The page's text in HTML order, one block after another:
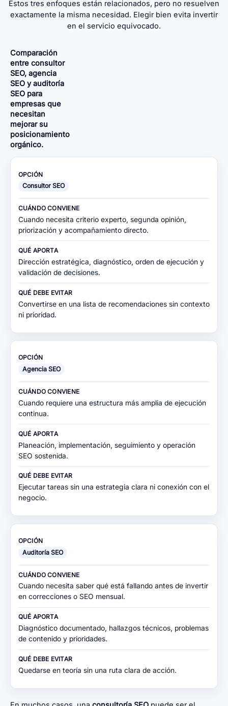
Estos tres enfoques están relacionados, pero no resuelven
exactamente la misma necesidad. Elegir bien evita invertir
en el servicio equivocado.
Comparación
entre consultor
SEO, agencia
SEO y auditoría
SEO para
empresas que
necesitan
mejorar su
posicionamiento
orgánico.
Consultor SEO
Cuando necesita criterio experto, segunda opinión,
priorización y acompañamiento directo.
Dirección estratégica, diagnóstico, orden de ejecución y
validación de decisiones.
Convertirse en una lista de recomendaciones sin contexto
ni prioridad.
Agencia SEO
Cuando requiere una estructura más amplia de ejecución
continua.
Planeación, implementación, seguimiento y operación
SEO sostenida.
Ejecutar tareas sin una estrategia clara ni conexión con el
negocio.
Auditoría SEO
Cuando necesita saber qué está fallando antes de invertir
en correcciones o SEO mensual.
Diagnóstico documentado, hallazgos técnicos, problemas
de contenido y prioridades.
Quedarse en teoría sin una ruta clara de acción.